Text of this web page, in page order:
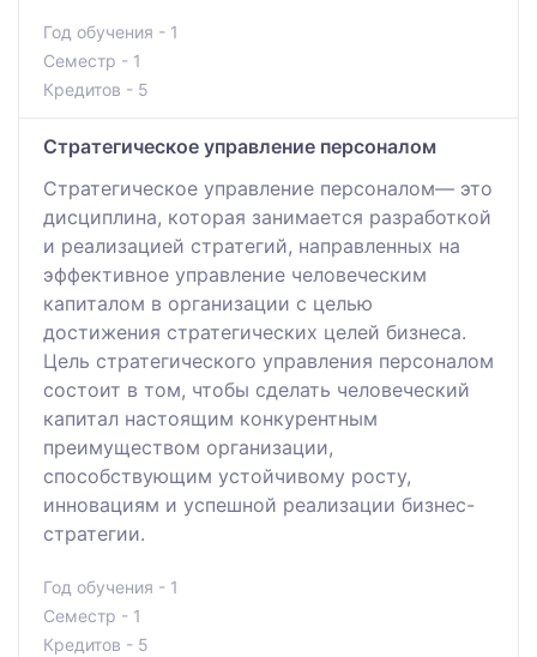
Год обучения - 1
Семестр - 1
Кредитов - 5
Стратегическое управление персоналом
Стратегическое управление персоналом— это
дисциплина, которая занимается разработкой
и реализацией стратегий, направленных на
эффективное управление человеческим
капиталом в организации с целью
достижения стратегических целей бизнеса.
Цель стратегического управления персоналом
состоит в том, чтобы сделать человеческий
капитал настоящим конкурентным
преимуществом организации,
способствующим устойчивому росту,
инновациям и успешной реализации бизнес-
стратегии.
Год обучения - 1
Семестр - 1
Кредитов - 5